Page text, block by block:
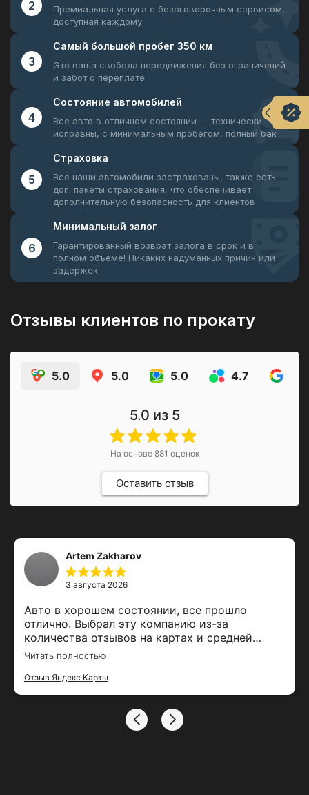
2 Премиальная услуга с безоговорочным сервисом,
доступная каждому
3
Самый большой пробег 350 км
Это ваша свобода передвижения без ограничений
и забот о переплате
4
Состояние автомобилей
Все авто в отличном состоянии — технически
исправны, с минимальным пробегом, полный бак
5
Страховка
Все наши автомобили застрахованы, также есть
доп. пакеты страхования, что обеспечивает
дополнительную безопасность для клиентов
6
Минимальный залог
Гарантированный возврат залога в срок и в
полном объеме! Никаких надуманных причин или
задержек
Отзывы клиентов по прокату
5.0 5.0 5.0 4.7
5.0 из 5
На основе 881 оценок
Оставить отзыв
Artem Zakharov
3 августа 2026
Авто в хорошем состоянии, все прошло
отлично. Выбрал эту компанию из-за
количества отзывов на картах и средней
оценки. Залог вернули вовремя, спасибо за
Читать полностью
Отзыв Яндекс Карты